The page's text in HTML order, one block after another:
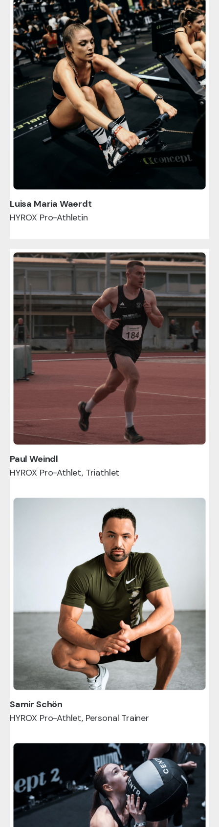
Luisa Maria Waerdt
HYROX Pro-Athletin
Paul Weindl
HYROX Pro-Athlet, Triathlet
Samir Schön
HYROX Pro-Athlet, Personal Trainer